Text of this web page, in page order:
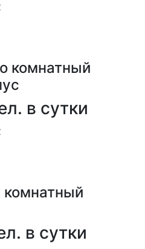
комнатный
в сутки
в сутки